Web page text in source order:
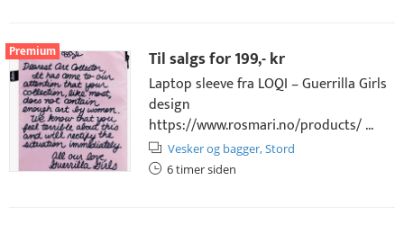
Premium Til salgs for199,- kr
Laptop sleeve fra LOQI – Guerrilla Girls
design
https://www.rosmari.no/products/ ...
Vesker og bagger,Stord
6 timer siden